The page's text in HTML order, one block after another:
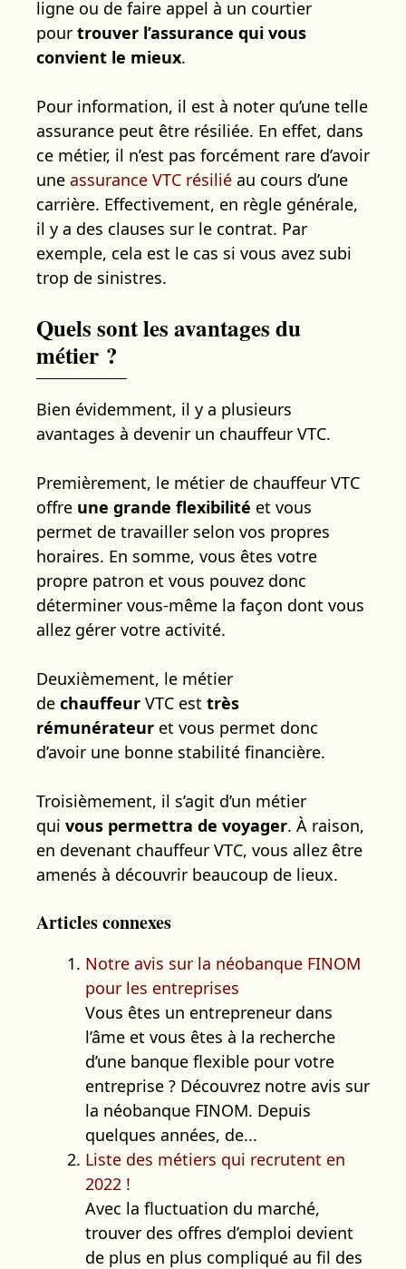
ligne ou de faire appel à un courtier
pour trouver l’assurance qui vous
convient le mieux.
Pour information, il est à noter qu’une telle
assurance peut être résiliée. En effet, dans
ce métier, il n’est pas forcément rare d’avoir
une assurance VTC résilié au cours d’une
carrière. Effectivement, en règle générale,
il y a des clauses sur le contrat. Par
exemple, cela est le cas si vous avez subi
trop de sinistres.
Quels sont les avantages du
métier ?
Bien évidemment, il y a plusieurs
avantages à devenir un chauffeur VTC.
Premièrement, le métier de chauffeur VTC
offre une grande flexibilité et vous
permet de travailler selon vos propres
horaires. En somme, vous êtes votre
propre patron et vous pouvez donc
déterminer vous-même la façon dont vous
allez gérer votre activité.
Deuxièmement, le métier
de chauffeur VTC est très
rémunérateur et vous permet donc
d’avoir une bonne stabilité financière.
Troisièmement, il s’agit d’un métier
qui vous permettra de voyager. À raison,
en devenant chauffeur VTC, vous allez être
amenés à découvrir beaucoup de lieux.
Articles connexes
Notre avis sur la néobanque FINOM
pour les entreprises
Vous êtes un entrepreneur dans
l’âme et vous êtes à la recherche
d’une banque flexible pour votre
entreprise ? Découvrez notre avis sur
la néobanque FINOM. Depuis
quelques années, de...
Liste des métiers qui recrutent en
2022 !
Avec la fluctuation du marché,
trouver des offres d’emploi devient
de plus en plus compliqué au fil des